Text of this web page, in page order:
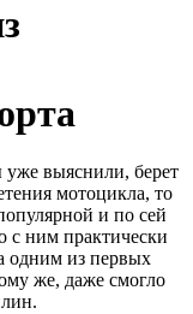
уже выяснили, берет
мотоцикла, то
и по сей
с ним практически
одним из первых
же, даже смогло